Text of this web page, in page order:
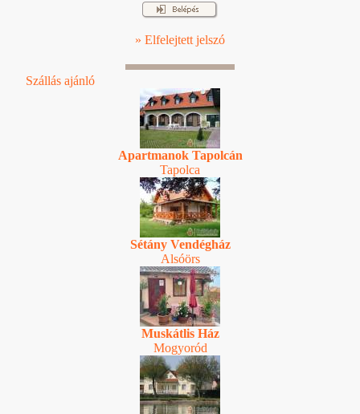
» Elfelejtett jelszó
Szállás ajánló
Apartmanok Tapolcán
Tapolca
Sétány Vendégház
Alsóörs
Muskátlis Ház
Mogyoród